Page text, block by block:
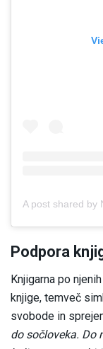
Podpora
Knjigarna po
knjige, temveč
svobode in
do sočloveka. Do